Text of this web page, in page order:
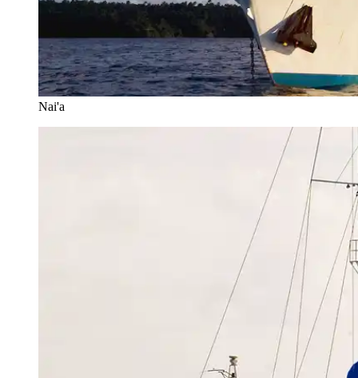
Nai'a